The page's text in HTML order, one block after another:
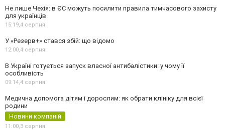
Не лише Чехія: в ЄС можуть посилити правила тимчасового захисту
для українців
15:19,4 серпня
У «Резерв+» стався збій: що відомо
12:00,4 серпня
В Україні готується запуск власної антибалістики: у чому її
особливість
09:14,4 серпня
Медична допомога дітям і дорослим: як обрати клініку для всієї
родини
Новини компаній
11:00,3 серпня